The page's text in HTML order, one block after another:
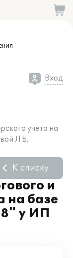
Вход
учета на
Л.Б.
и
на базе
у ИП
К списку